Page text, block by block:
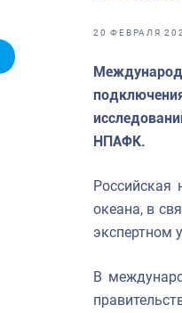
Инфографика
Большая африканская
Укрепление духовно-
20 ФЕВРАЛЯ
НПАФК.
Российская
океана, в
экспертном
В